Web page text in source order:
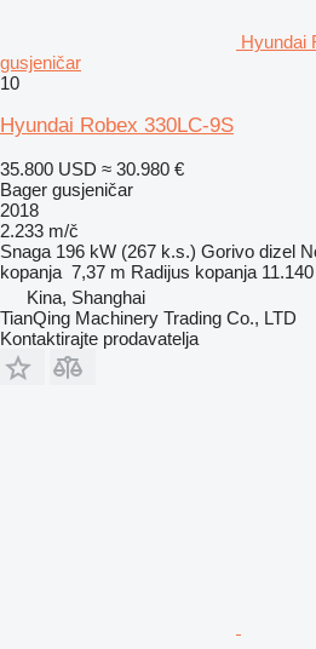
Hyundai
gusjeničar
10
Hyundai Robex 330LC-9S
35.800 USD ≈ 30.980 €
Bager gusjeničar
2018
2.233 m/č
Snaga 196 kW (267 k.s.) Gorivo dizel
kopanja 7,37 m Radijus kopanja
Kina, Shanghai
TianQing Machinery Trading Co., LTD
Kontaktirajte prodavatelja